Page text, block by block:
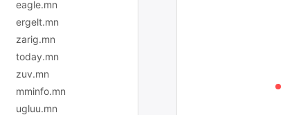
eagle.mn
ergelt.mn
zarig.mn
today.mn
zuv.mn
mminfo.mn
ugluu.mn